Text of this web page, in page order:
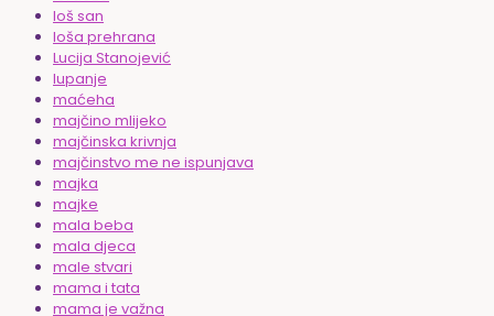
loš san
loša prehrana
Lucija Stanojević
lupanje
maćeha
majčino mlijeko
majčinska krivnja
majčinstvo me ne ispunjava
majka
majke
mala beba
mala djeca
male stvari
mama i tata
mama je važna